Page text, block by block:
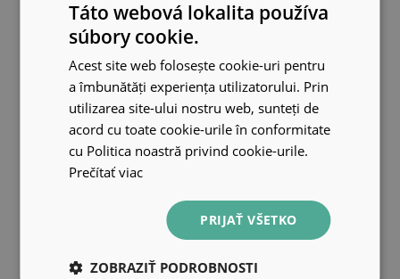
Dorota
Marketing
Táto webová lokalita používa
súbory cookie.
Acest site web folosește cookie-uri pentru
a îmbunătăți experiența utilizatorului. Prin
utilizarea site-ului nostru web, sunteți de
acord cu toate cookie-urile în conformitate
cu Politica noastră privind cookie-urile.
Prečítať viac
PRIJAŤ VŠETKO
ZOBRAZIŤ PODROBNOSTI